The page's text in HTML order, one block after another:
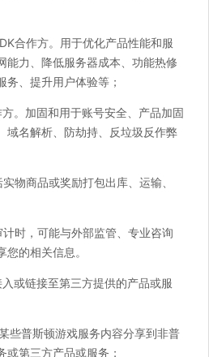
合作方。用于优化产品性能和服
能力、降低服务器成本、功能热修
、提升用户体验等；
。加固和用于账号安全、产品加固
域名解析、防劫持、反垃圾反作弊
物商品或奖励打包出库、运输、
时，可能与外部监管、专业咨询
的相关信息。
或链接至第三方提供的产品或服
些普斯顿游戏服务内容分享到非普
第三方产品或服务；